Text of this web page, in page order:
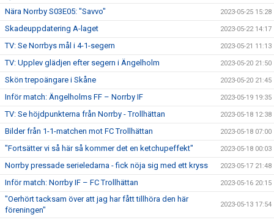
Nära Norrby S03E05: "Savvo" 2023-05-25 15:28
Skadeuppdatering A-laget 2023-05-22 14:17
TV: Se Norrbys mål i 4-1-segern 2023-05-21 11:13
TV: Upplev glädjen efter segern i Ängelholm 2023-05-20 21:50
Skön trepoängare i Skåne 2023-05-20 21:45
Inför match: Ängelholms FF – Norrby IF 2023-05-19 19:35
TV: Se höjdpunkterna från Norrby - Trollhättan 2023-05-18 12:38
Bilder från 1-1-matchen mot FC Trollhättan 2023-05-18 07:00
"Fortsätter vi så här så kommer det en ketchupeffekt" 2023-05-18 00:03
Norrby pressade serieledarna - fick nöja sig med ett kryss 2023-05-17 21:48
Inför match: Norrby IF – FC Trollhättan 2023-05-16 20:15
"Oerhört tacksam över att jag har fått tillhöra den här
föreningen"
2023-05-13 17:54